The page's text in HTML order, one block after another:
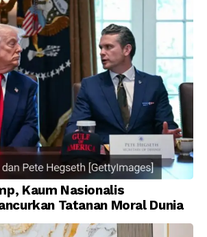
Kaum Nasionalis
Tatanan Moral Dunia